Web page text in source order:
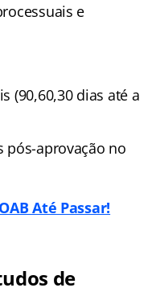
e
(90,60,30 dias até a
pós-aprovação no
Até Passar!
de